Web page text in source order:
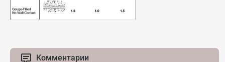
Комментарии